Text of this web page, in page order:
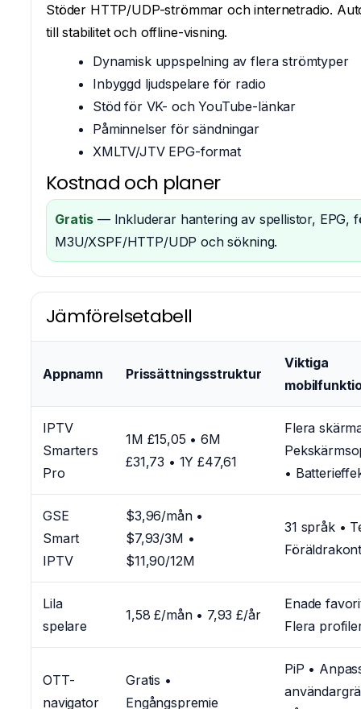
Stöder HTTP/UDP-strömmar och internetradio.
till stabilitet och offline-visning.
Dynamisk uppspelning av flera strömtyper
Inbyggd ljudspelare för radio
Stöd för VK- och YouTube-länkar
Påminnelser för sändningar
XMLTV/JTV EPG-format
Kostnad och planer
Gratis — Inkluderar hantering av spellistor, EPG,
M3U/XSPF/HTTP/UDP och sökning.
Jämförelsetabell
Appnamn Prissättningsstruktur
Viktiga
IPTV
Smarters
Pro
1M £15,05 • 6M
£31,73 • 1Y £47,61
Flera
•
GSE
Smart
IPTV
$3,96/mån •
$7,93/3M •
$11,90/12M
31 språk •
Lila
spelare
1,58 £/mån • 7,93 £/år
Enade
Flera
OTT-
navigator
Gratis •
Engångspremie
PiP •